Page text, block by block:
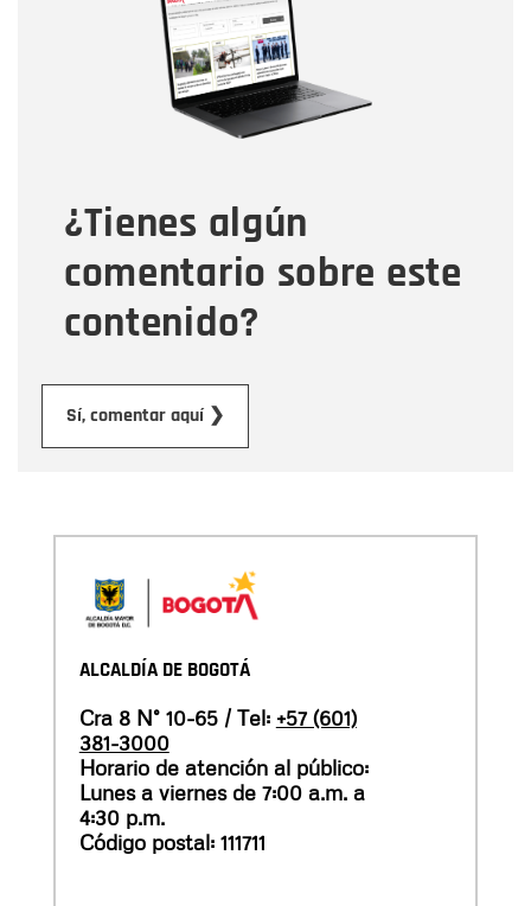
¿Tienes algún
comentario sobre este
contenido?
Sí, comentar aquí ❯
Correo electrónico
Tipo de comentario
Mensaje
ALCALDÍA DE BOGOTÁ
Cra 8 N° 10-65 / Tel: +57 (601)
381-3000
Horario de atención al público:
Lunes a viernes de 7:00 a.m. a
4:30 p.m.
Código postal: 111711